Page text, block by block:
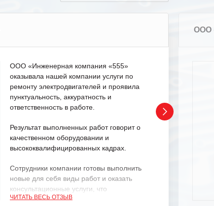
ООО «Инженерная компания «555»
оказывала нашей компании услуги по
ремонту электродвигателей и проявила
пунктуальность, аккуратность и
ответственность в работе.
Результат выполненных работ говорит о
качественном оборудовании и
высококвалифицированных кадрах.
Сотрудники компании готовы выполнить
новые для себя виды работ и оказать
консультационные услуги, что
характеризует их как профессионалов
ЧИТАТЬ ВЕСЬ ОТЗЫВ
ООО